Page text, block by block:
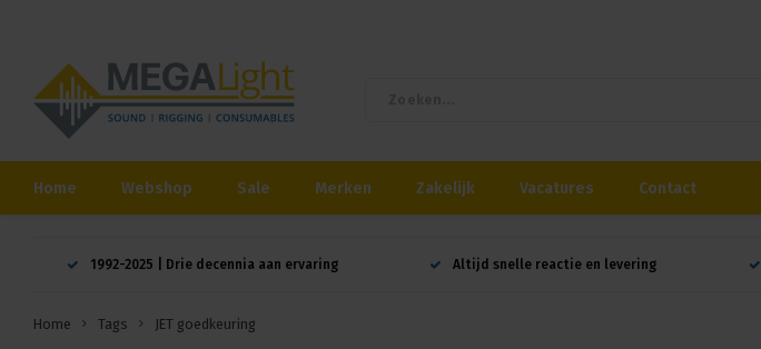
Home Webshop Sale Merken Zakelijk Vacatures Contact
1992-2025 | Drie decennia aan ervaring Altijd snelle reactie en levering
Home Tags JET goedkeuring